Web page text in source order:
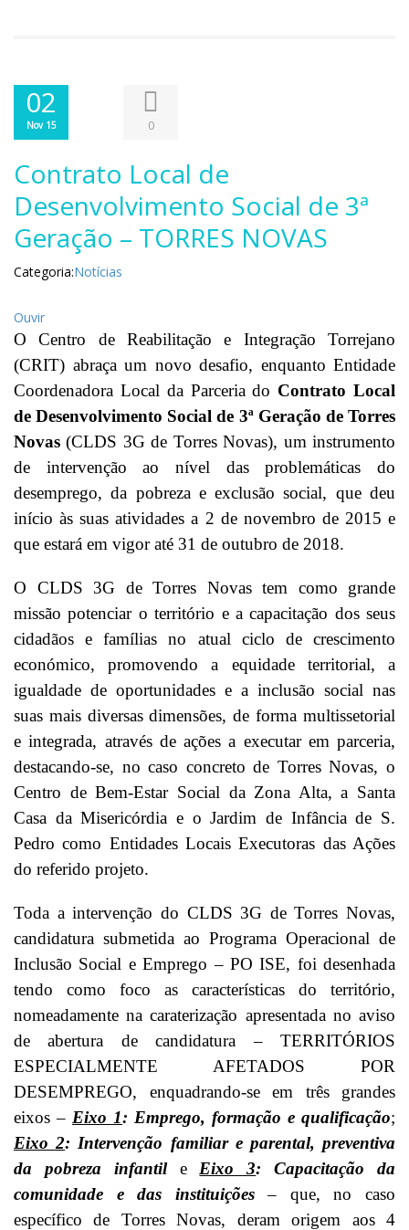
02
Nov 15 0
Contrato Local de
Desenvolvimento Social de 3ª
Geração – TORRES NOVAS
Categoria:Notícias
Ouvir
O Centro de Reabilitação e Integração Torrejano
(CRIT) abraça um novo desafio, enquanto Entidade
Coordenadora Local da Parceria do Contrato Local
de Desenvolvimento Social de 3ª Geração de Torres
Novas (CLDS 3G de Torres Novas), um instrumento
de intervenção ao nível das problemáticas do
desemprego, da pobreza e exclusão social, que deu
início às suas atividades a 2 de novembro de 2015 e
que estará em vigor até 31 de outubro de 2018.
O CLDS 3G de Torres Novas tem como grande
missão potenciar o território e a capacitação dos seus
cidadãos e famílias no atual ciclo de crescimento
económico, promovendo a equidade territorial, a
igualdade de oportunidades e a inclusão social nas
suas mais diversas dimensões, de forma multissetorial
e integrada, através de ações a executar em parceria,
destacando-se, no caso concreto de Torres Novas, o
Centro de Bem-Estar Social da Zona Alta, a Santa
Casa da Misericórdia e o Jardim de Infância de S.
Pedro como Entidades Locais Executoras das Ações
do referido projeto.
Toda a intervenção do CLDS 3G de Torres Novas,
candidatura submetida ao Programa Operacional de
Inclusão Social e Emprego – PO ISE, foi desenhada
tendo como foco as características do território,
nomeadamente na caraterização apresentada no aviso
de abertura de candidatura – TERRITÓRIOS
ESPECIALMENTE AFETADOS POR
DESEMPREGO, enquadrando-se em três grandes
eixos – Eixo 1: Emprego, formação e qualificação;
Eixo 2: Intervenção familiar e parental, preventiva
da pobreza infantile Eixo 3: Capacitação da
comunidade e das instituições– que, no caso
específico de Torres Novas, deram origem aos 4